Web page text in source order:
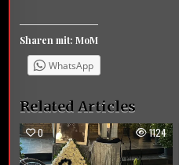
Sharen mit: MoM
WhatsApp
Related Articles
0 1124